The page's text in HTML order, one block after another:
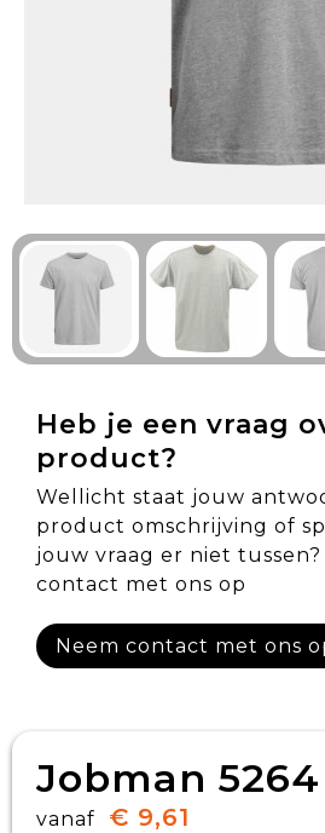
Technologie & Gadgets
Outdoor & Vrije tijd
Pennen & Schrijfwaren
Gezondheid & Welzijn
Eten & Drinken
Heb je een vraag
product?
Wellicht staat jouw
product omschrijving of
jouw vraag er niet tussen?
contact met ons op
Neem contact met ons
Jobman
vanaf € 9,61